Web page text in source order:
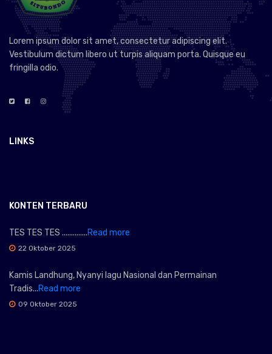
Lorem ipsum dolor sit amet, consectetur adipiscing elit.
Vestibulum dictum libero ut turpis aliquam porta. Quisque eu
fringilla odio.
LINKS
KONTEN TERBARU
TES TES TES ..............Read more
22 Oktober 2025
Kamis Landhung, Nyanyi lagu Nasional dan Permainan
Tradis...Read more
09 Oktober 2025